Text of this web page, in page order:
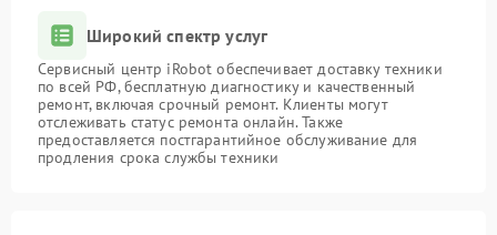
Широкий спектр услуг
Сервисный центр iRobot обеспечивает доставку техники
по всей РФ, бесплатную диагностику и качественный
ремонт, включая срочный ремонт. Клиенты могут
отслеживать статус ремонта онлайн. Также
предоставляется постгарантийное обслуживание для
продления срока службы техники